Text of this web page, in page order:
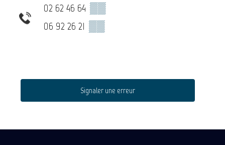
02 62 46 64 ▒▒
06 92 26 21 ▒▒
Signaler une erreur